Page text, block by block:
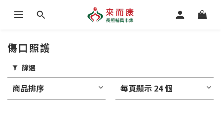
傷口照護
篩選
商品排序 每頁顯示 24 個